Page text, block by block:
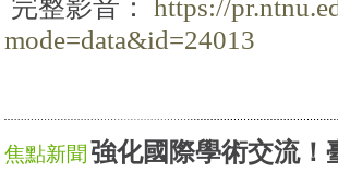
完整影音：
https://
mode=data&id=24013
焦點新聞強化國際學術交流！